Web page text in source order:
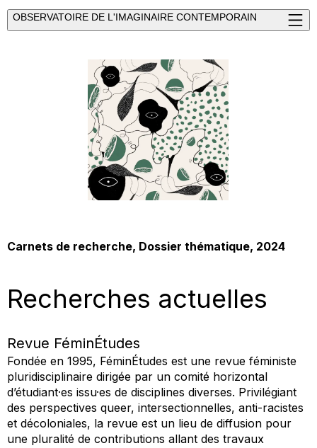
OBSERVATOIRE DE L'IMAGINAIRE CONTEMPORAIN
Carnets de recherche, Dossier thématique, 2024
Recherches actuelles
Revue FéminÉtudes
Fondée en 1995, FéminÉtudes est une revue féministe
pluridisciplinaire dirigée par un comité horizontal
d’étudiant·es issu·es de disciplines diverses. Privilégiant
des perspectives queer, intersectionnelles, anti-racistes
et décoloniales, la revue est un lieu de diffusion pour
une pluralité de contributions allant des travaux